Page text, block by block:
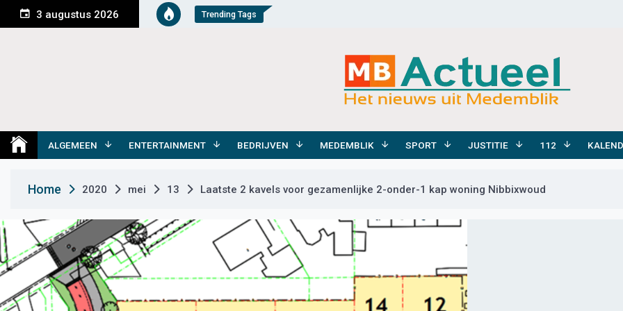
n
e
3 augustus 2026 Trending Tags
Medemblik Actueel
ALGEMEEN ENTERTAINMENT BEDRIJVEN MEDEMBLIK SPORT JUSTITIE 112
Home 2020 mei 13 Laatste 2 kavels voor gezamenlijke 2-onder-1 kap woning Nibbixwoud